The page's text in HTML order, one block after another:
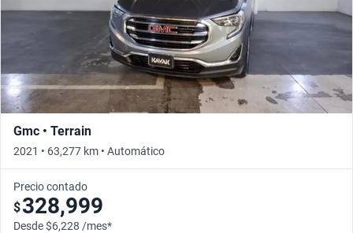
Gmc • Terrain
2021 • 63,277 km • Automático
Precio contado
$328,999
Desde $6,228 /mes*